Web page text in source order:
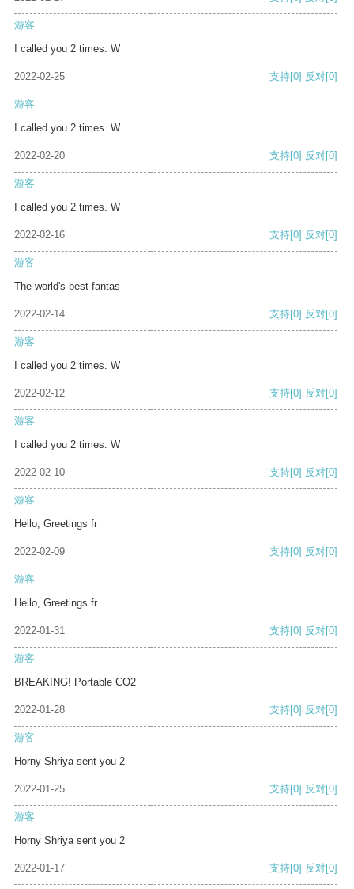
游客
I called you 2 times. W
2022-02-25 支持[0] 反对[0]
游客
I called you 2 times. W
2022-02-20 支持[0] 反对[0]
游客
I called you 2 times. W
2022-02-16 支持[0] 反对[0]
游客
The world's best fantas
2022-02-14 支持[0] 反对[0]
游客
I called you 2 times. W
2022-02-12 支持[0] 反对[0]
游客
I called you 2 times. W
2022-02-10 支持[0] 反对[0]
游客
Hello, Greetings fr
2022-02-09 支持[0] 反对[0]
游客
Hello, Greetings fr
2022-01-31 支持[0] 反对[0]
游客
BREAKING! Portable CO2
2022-01-28 支持[0] 反对[0]
游客
Horny Shriya sent you 2
2022-01-25 支持[0] 反对[0]
游客
Horny Shriya sent you 2
2022-01-17 支持[0] 反对[0]